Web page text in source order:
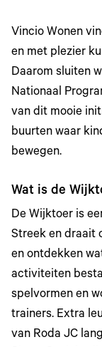
Vincio Wonen
en met plezier
Daarom sluiten
Nationaal
van dit mooie
buurten waar
bewegen.
Wat is de
De Wijktoer is
Streek en draait
en ontdekken
activiteiten
spelvormen en
trainers. Extra
van Roda JC